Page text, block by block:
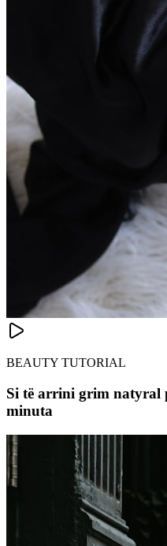
BEAUTY TUTORIAL
Si të arrini grim natyral
minuta